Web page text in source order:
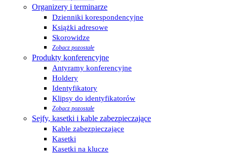
Organizery i terminarze
Dzienniki korespondencyjne
Książki adresowe
Skorowidze
Zobacz pozostałe
Produkty konferencyjne
Antyramy konferencyjne
Holdery
Identyfikatory
Klipsy do identyfikatorów
Zobacz pozostałe
Sejfy, kasetki i kable zabezpieczające
Kable zabezpieczające
Kasetki
Kasetki na klucze